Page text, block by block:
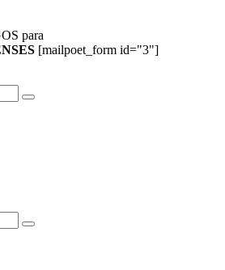
para
[mailpoet_form id="3"]